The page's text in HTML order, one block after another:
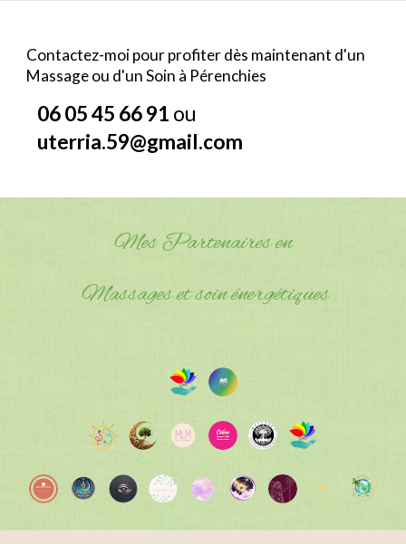
Contactez-moi pour profiter dès maintenant d'un
Massage ou d'unSoin à Pérenchies
06 05 45 66 91 ou
uterria.59@gmail.com
Mes Partenaires en
Massages et soin énergétiques